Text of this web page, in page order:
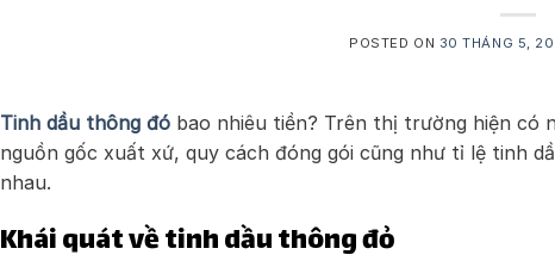
POSTED ON 30 THÁNG 5,
Tinh dầu thông đó bao nhiêu tiền? Trên thị trường hiện có
nguồn gốc xuất xứ, quy cách đóng gói cũng như tỉ lệ tinh
nhau.
Khái quát về tinh dầu thông đỏ